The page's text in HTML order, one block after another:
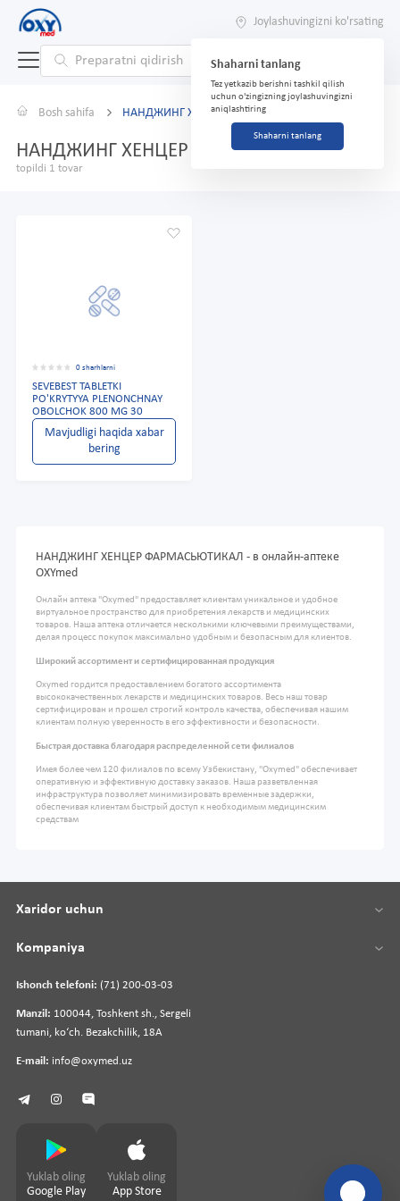
Joylashuvingizni ko'rsating
Shaharni tanlang
Tez yetkazib berishni tashkil qilish
uchun o'zingizning joylashuvingizni
aniqlashtiring
Shaharni tanlang
Bosh sahifa НАНДЖИНГ ХЕНЦЕР ФАРМАСЬЮТИКАЛ
НАНДЖИНГ ХЕНЦЕР ФАРМАСЬЮТИКАЛ
topildi 1 tovar
0 sharhlarni
SEVEBEST TABLETKI
PO'KRYTYYA PLENONCHNAY
OBOLCHOK 800 MG 30
Mavjudligi haqida xabar
bering
НАНДЖИНГ ХЕНЦЕР ФАРМАСЬЮТИКАЛ - в онлайн-аптеке
OXYmed
Онлайн аптека "Oxymed" предоставляет клиентам уникальное и удобное
виртуальное пространство для приобретения лекарств и медицинских
товаров. Наша аптека отличается несколькими ключевыми преимуществами,
делая процесс покупок максимально удобным и безопасным для клиентов.
Широкий ассортимент и сертифицированная продукция
Oxymed гордится предоставлением богатого ассортимента
высококачественных лекарств и медицинских товаров. Весь наш товар
сертифицирован и прошел строгий контроль качества, обеспечивая нашим
клиентам полную уверенность в его эффективности и безопасности.
Быстрая доставка благодаря распределенной сети филиалов
Имея более чем 120 филиалов по всему Узбекистану, "Oxymed" обеспечивает
оперативную и эффективную доставку заказов. Наша разветвленная
инфраструктура позволяет минимизировать временные задержки,
обеспечивая клиентам быстрый доступ к необходимым медицинским
средствам
Ishonch telefoni: (71) 200-03-03
Manzil: 100044, Toshkent sh., Sergeli
tumani, koʻch. Bezakchilik, 18A
E-mail: info@oxymed.uz
Xaridor uchun
Kompaniya
Yuklab oling
Google Play
Yuklab oling
App Store